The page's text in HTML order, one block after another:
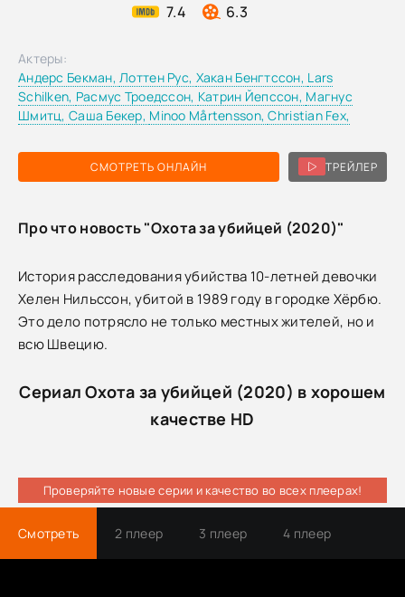
7.4 6.3
СМОТРЕТЬ ОНЛАЙН ТРЕЙЛЕР
Актеры:
Андерс Бекман,Лоттен Рус, Хакан Бенгтссон, Lars
Schilken, Расмус Троедссон, Катрин Йепссон, Магнус
Шмитц, Саша Бекер, Minoo Mårtensson,Christian Fex,
Про что новость "Охота за убийцей (2020)"
История расследования убийства 10-летней девочки
Хелен Нильссон, убитой в 1989 году в городке Хёрбю.
Это дело потрясло не только местных жителей, но и
всю Швецию.
Сериал Охота за убийцей (2020) в хорошем
качестве HD
Проверяйте новые серии и качество во всех плеерах!
Смотреть 2 плеер 3 плеер 4 плеер